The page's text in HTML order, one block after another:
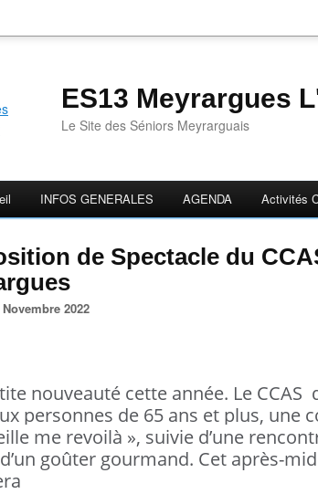
ES13 Meyrargues
Le Site des Séniors Meyrarguais
INFOS GENERALES AGENDA Activités
de Spectacle du
Novembre 2022
nouveauté cette année. Le CCAS
personnes de 65 ans et plus, une
me revoilà », suivie d’une
goûter gourmand. Cet après-